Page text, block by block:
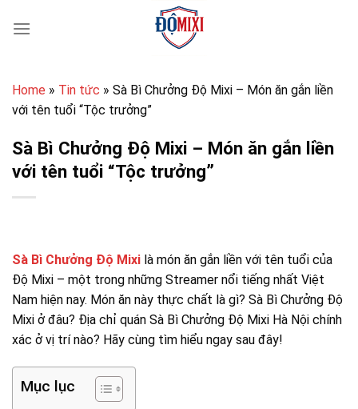
qua
Home » Tin tức » Sà Bì Chưởng Độ Mixi – Món ăn gắn liền
với tên tuổi “Tộc trưởng”
Sà Bì Chưởng Độ Mixi – Món ăn gắn liền
với tên tuổi “Tộc trưởng”
Sà Bì Chưởng Độ Mixi là món ăn gắn liền với tên tuổi của
Độ Mixi – một trong những Streamer nổi tiếng nhất Việt
Nam hiện nay. Món ăn này thực chất là gì? Sà Bì Chưởng Độ
Mixi ở đâu? Địa chỉ quán Sà Bì Chưởng Độ Mixi Hà Nội chính
xác ở vị trí nào? Hãy cùng tìm hiểu ngay sau đây!
Mục lục